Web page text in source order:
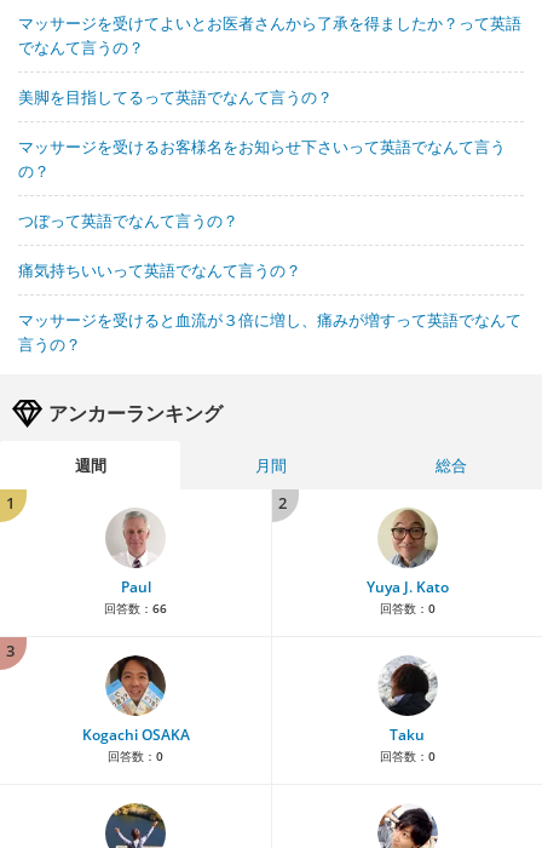
マッサージを受けてよいとお医者さんから了承を得ましたか？って英語
でなんて言うの？
美脚を目指してるって英語でなんて言うの？
マッサージを受けるお客様名をお知らせ下さいって英語でなんて言う
の？
つぼって英語でなんて言うの？
痛気持ちいいって英語でなんて言うの？
マッサージを受けると血流が３倍に増し、痛みが増すって英語でなんて
言うの？
アンカーランキング
週間 月間
総合
1
Paul
回答数： 66
2
Yuya J. Kato
回答数： 0
3
Kogachi OSAKA
回答数： 0
Taku
回答数： 0